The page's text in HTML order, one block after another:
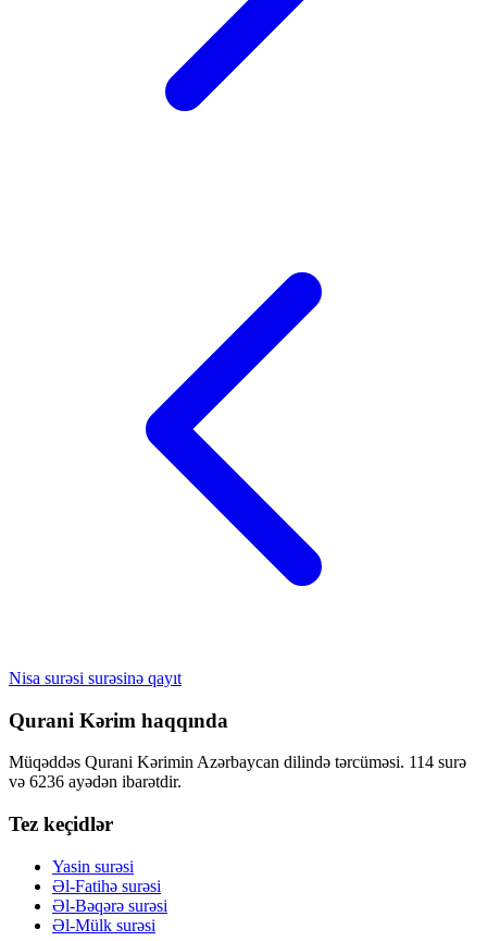
Nisa surəsi surəsinə qayıt
Qurani Kərim haqqında
Müqəddəs Qurani Kərimin Azərbaycan dilində tərcüməsi. 114 surə
və 6236 ayədən ibarətdir.
Tez keçidlər
Yasin surəsi
Əl-Fatihə surəsi
Əl-Bəqərə surəsi
Əl-Mülk surəsi